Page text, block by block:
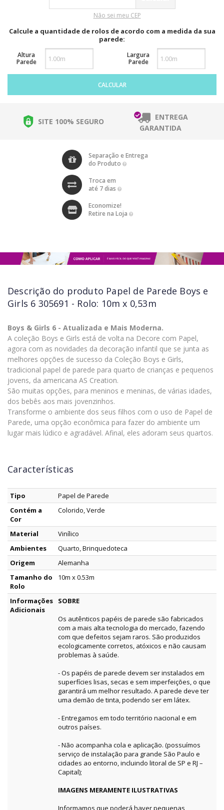
Não sei meu CEP
Calcule a quantidade de rolos de acordo com a medida da sua
parede:
Altura
Parede
Largura
Parede
CALCULAR
SITE 100% SEGURO
ENTREGA
GARANTIDA
Separação e Entrega
do Produto
Troca em
até 7 dias
Economize!
Retire na Loja
Descrição do produto Papel de Parede Boys e
Girls 6 305691 - Rolo: 10m x 0,53m
Boys & Girls 6 - Atualizada e Mais Moderna.
A coleção Boys e Girls está de volta na Decore com Papel,
agora com as novidades da decoração infantil que se junta as
melhores opções de sucesso da Coleção Boys e Girls,
tradicional papel de parede para quarto de crianças e pequenos
jovens, da americana AS Creation.
São muitas opções, para meninos e meninas, de várias idades,
dos bebês aos mais jovenzinhos.
Transforme o ambiente dos seus filhos com o uso de Papel de
Parede, uma opção econômica para fazer do ambiente um
lugar mais lúdico e agradável. Afinal, eles adoram seus quartos.
Características
Tipo
Papel de Parede
Contém a
Cor
Colorido, Verde
Material
Vinílico
Ambientes
Quarto, Brinquedoteca
Origem
Alemanha
Tamanho do
Rolo
10m x 0.53m
Informações
Adicionais
SOBRE
Os autênticos papéis de parede são fabricados
com a mais alta tecnologia do mercado, fazendo
com que defeitos sejam raros. São produzidos
ecologicamente corretos, atóxicos e não causam
problemas à saúde.
- Os papéis de parede devem ser instalados em
superfícies lisas, secas e sem imperfeições, o que
garantirá um melhor resultado. A parede deve ter
uma demão de tinta, podendo ser em látex.
- Entregamos em todo território nacional e em
outros países.
- Não acompanha cola e aplicação. (possuímos
serviço de instalação para grande São Paulo e
cidades ao entorno, incluindo litoral de SP e RJ –
Capital);
IMAGENS MERAMENTE ILUSTRATIVAS
Informamos que poderá haver pequenas